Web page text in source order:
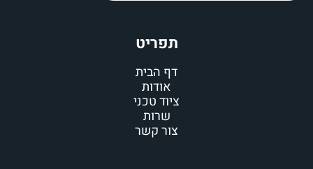
תפריט
דף הבית
אודות
ציוד טכני
שרות
צור קשר